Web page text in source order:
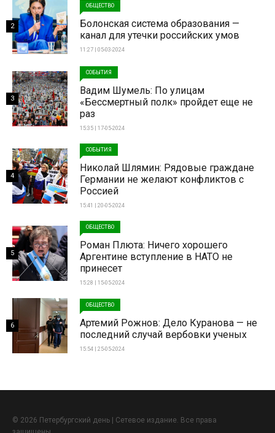
ОБЩЕСТВО
Болонская система образования —
канал для утечки российских умов
11:27 | 05-03-2024
2
СОБЫТИЯ
Вадим Шумель: По улицам
«Бессмертный полк» пройдет еще не
раз
15:35 | 17-05-2024
3
СОБЫТИЯ
Николай Шлямин: Рядовые граждане
Германии не желают конфликтов с
Россией
15:41 | 20-05-2024
4
ОБЩЕСТВО
Роман Плюта: Ничего хорошего
Аргентине вступление в НАТО не
принесет
15:28 | 15-05-2024
5
ОБЩЕСТВО
Артемий Рожнов: Дело Куранова — не
последний случай вербовки ученых
15:54 | 25-05-2024
6
© 2026 Петербургский день | Сетевое издание. Все права